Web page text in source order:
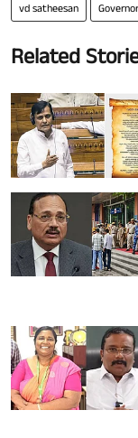
vd satheesan
Related